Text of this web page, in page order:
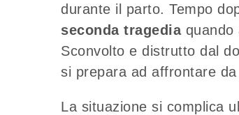
durante il parto. Tempo
seconda tragediaquando
Sconvolto e distrutto dal
si prepara ad affrontare
La situazione si complica